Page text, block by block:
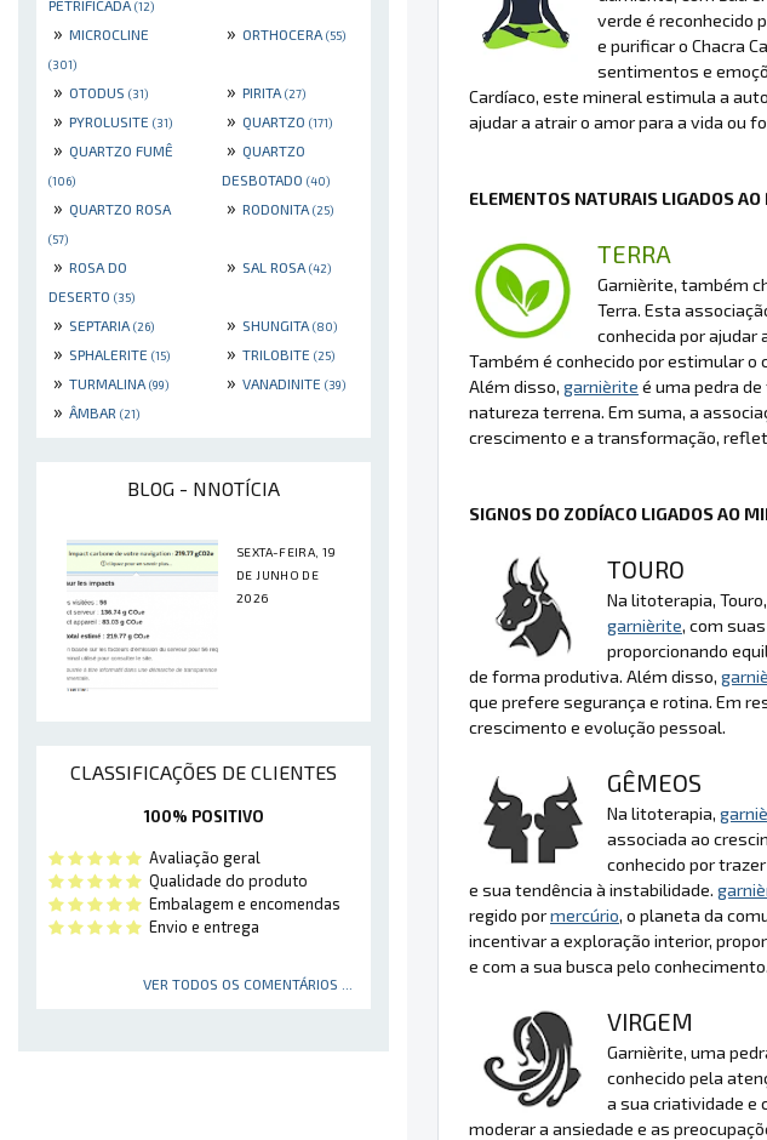
PETRIFICADA (12)
» MICROCLINE
(301)
» ORTHOCERA (55)
» OTODUS (31) » PIRITA (27)
» PYROLUSITE (31) » QUARTZO (171)
» QUARTZO FUMÊ
(106)
» QUARTZO
DESBOTADO (40)
» QUARTZO ROSA
(57)
» RODONITA (25)
» ROSA DO
DESERTO (35)
» SAL ROSA (42)
» SEPTARIA (26) » SHUNGITA (80)
» SPHALERITE (15) » TRILOBITE (25)
» TURMALINA (99) » VANADINITE (39)
» ÂMBAR (21)
BLOG - NNOTÍCIA
SEXTA-FEIRA, 19
DE JUNHO DE
2026
CLASSIFICAÇÕES DE CLIENTES
100% POSITIVO
Avaliação geral
Qualidade do produto
Embalagem e encomendas
Envio e entrega
VER TODOS OS COMENTÁRIOS ...
verde é reconhecido
e purificar o Chacra
sentimentos e
Cardíaco, este mineral estimula a
ajudar a atrair o amor para a vida ou
ELEMENTOS NATURAIS LIGADOS
TERRA
Garnièrite, também
Terra. Esta
conhecida por ajudar
Também é conhecido por estimular
Além disso, garnièrite é uma pedra
natureza terrena. Em suma, a
crescimento e a transformação,
SIGNOS DO ZODÍACO LIGADOS AO
TOURO
Na litoterapia,
garnièrite, com
proporcionando
de forma produtiva. Além disso,
que prefere segurança e rotina. Em
crescimento e evolução pessoal.
GÊMEOS
Na litoterapia,
associada ao
conhecido por
e sua tendência à instabilidade.
regido pormercúrio, o planeta da
incentivar a exploração interior,
e com a sua busca pelo conhecimento.
VIRGEM
Garnièrite, uma
conhecido pela
a sua criatividade e
moderar a ansiedade e as